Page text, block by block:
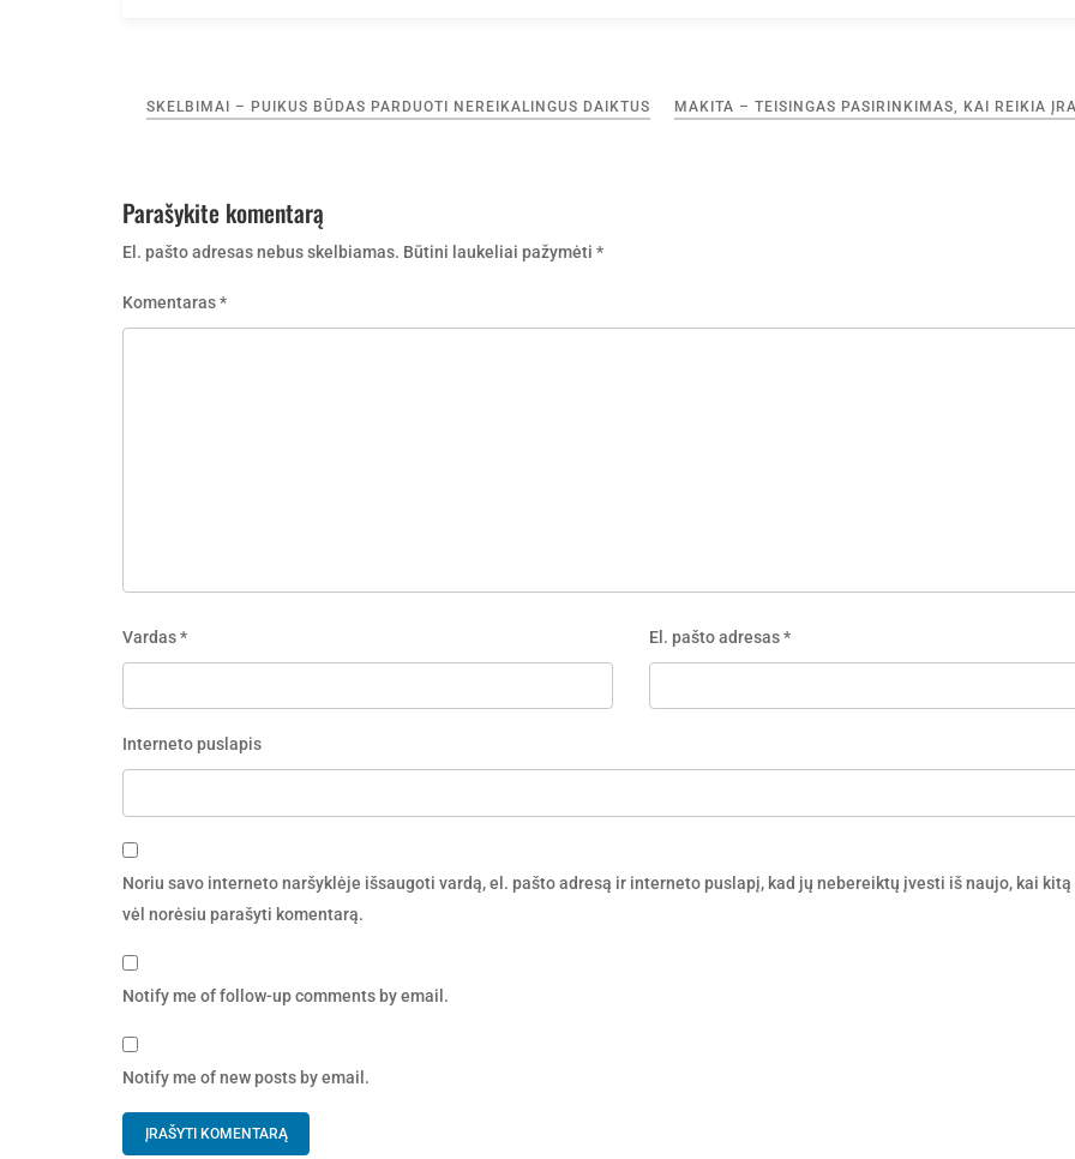
Navigacija
SKELBIMAI – PUIKUS BŪDAS PARDUOTI NEREIKALINGUS DAIKTUS MAKITA – TEISINGAS PASIRINKIMAS, KAI REIKIA
Parašykite komentarą
El. pašto adresas nebus skelbiamas. Būtini laukeliai pažymėti *
Komentaras*
Vardas* El. pašto adresas*
Interneto puslapis
Noriu savo interneto naršyklėje išsaugoti vardą, el. pašto adresą ir interneto puslapį, kad jų nebereiktų įvesti iš naujo, kai kitą
vėl norėsiu parašyti komentarą.
Notify me of follow-up comments by email.
Notify me of new posts by email.